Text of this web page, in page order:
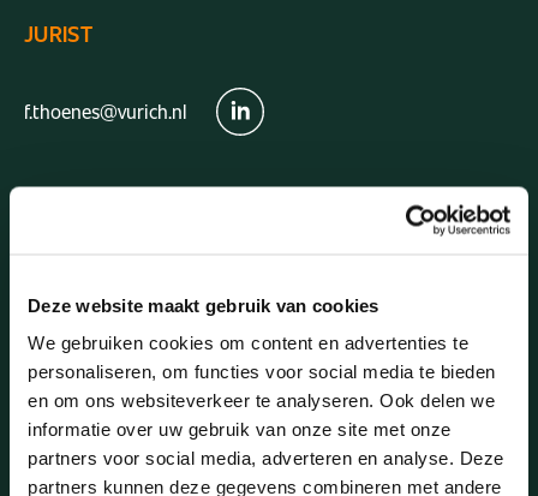
Deze website maakt gebruik van cookies
We gebruiken cookies om content en advertenties te
personaliseren, om functies voor social media te bieden
en om ons websiteverkeer te analyseren. Ook delen we
informatie over uw gebruik van onze site met onze
partners voor social media, adverteren en analyse. Deze
partners kunnen deze gegevens combineren met andere
JURIST
f.thoenes@vurich.nl
2026
ADDITIONAL ACTIVITIES
Volunteer, Volunteer Dutch language classes — 2021 to